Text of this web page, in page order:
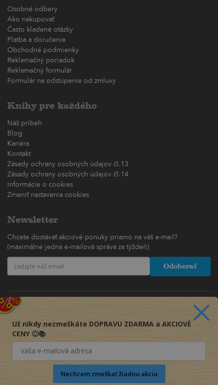
Osobné odbery
Ako nakupovať
Často kladené otázky
Platba a doručenie
Obchodné podmienky
Reklamačný poriadok
Reklamačný formulár
Formulár na odstúpenie od zmluvy
Knihy pre každého
Náš príbeh
Blog
Kariéra
Kontakt
Zásady ochrany osobných údajov čl.13
Zásady ochrany osobných údajov čl.14
Informácie o cookies
Zmeniť nastavenia cookies
Newsletter
Chcete dostávať akciové ponuky priamo na váš e-mail?
(maximálne jedna e-mailová správa za týždeň)
Odoberať
Už nikdy nezmeškáte DOPRAVU ZDARMA a AKCIOVÉ
CENY 🙂📚
Nechcem zmeškať žiadnu akciu